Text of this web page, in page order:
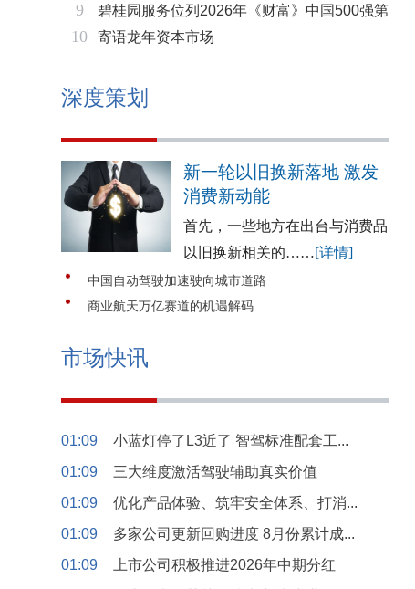
9
10
定 司法机关重拳打击“职业索赔人”
碧桂园服务位列2026年《财富》中国500强第
321位 排名稳步上升彰显发展韧性
寄语龙年资本市场
深度策划
新一轮以旧换新落地 激发
消费新动能
首先，一些地方在出台与消费品
以旧换新相关的……[详情]
中国自动驾驶加速驶向城市道路
商业航天万亿赛道的机遇解码
市场快讯
01:09
小蓝灯停了L3近了 智驾标准配套工...
01:09
三大维度激活驾驶辅助真实价值
01:09
优化产品体验、筑牢安全体系、打消...
01:09
多家公司更新回购进度 8月份累计成...
01:09
上市公司积极推进2026年中期分红